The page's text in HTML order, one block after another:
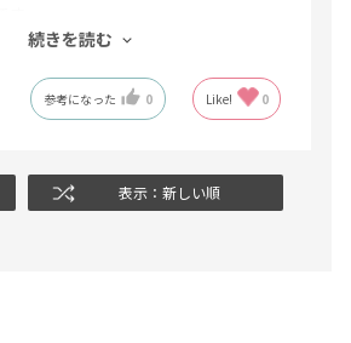
利用したいと思います。
続きを読む
参考になった 0 Like! 0
表示：新しい順